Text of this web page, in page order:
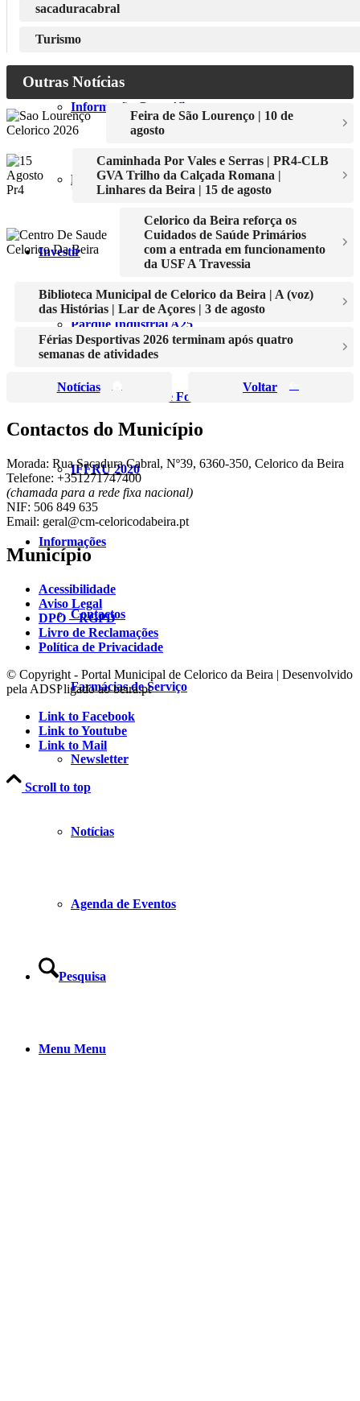
Canil – Gatil
Informação Geográfica
Registo de Reclamações/Sugestões online
Investir
Parque Industrial A25
Zona Industrial de Fornotelheiro
IFFRU 2020
Informações
Contactos
Farmácias de Serviço
Newsletter
Notícias
Agenda de Eventos
Pesquisa
Menu Menu
sacaduracabral
Turismo
Outras Notícias
Feira de São Lourenço | 10 de
agosto
Caminhada Por Vales e Serras | PR4-CLB
GVA Trilho da Calçada Romana |
Linhares da Beira | 15 de agosto
Celorico da Beira reforça os
Cuidados de Saúde Primários
com a entrada em funcionamento
da USF A Travessia
Biblioteca Municipal de Celorico da Beira | A (voz)
das Histórias | Lar de Açores | 3 de agosto
Férias Desportivas 2026 terminam após quatro
semanas de atividades
Notícias Voltar
Contactos do Município
Morada: Rua Sacadura Cabral, Nº39, 6360-350, Celorico da Beira
Telefone: +351271747400
(chamada para a rede fixa nacional)
NIF: 506 849 635
Email: geral@cm-celoricodabeira.pt
Município
Acessibilidade
Aviso Legal
DPO – RGPD
Livro de Reclamações
Política de Privacidade
© Copyright - Portal Municipal de Celorico da Beira | Desenvolvido
pela ADSI ligado ao beira.pt
Link to Facebook
Link to Youtube
Link to Mail
Scroll to top